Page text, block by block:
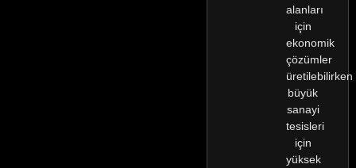
alanları
için
ekonomik
çözümler
üretilebilirken
büyük
sanayi
tesisleri
için
yüksek